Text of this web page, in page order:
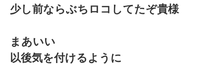
少し前ならぶちロコしてたぞ貴様
まあいい
以後気を付けるように